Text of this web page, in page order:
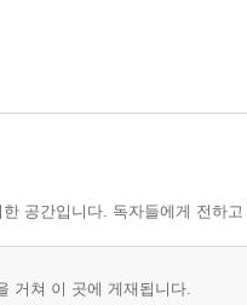
공간입니다. 독자들에게 전하
거쳐 이 곳에 게재됩니다.